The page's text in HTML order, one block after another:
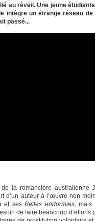
au réveil. Une jeune
intègre un étrange réseau de
passé...
la romancière australienne
d’un auteur à l’œuvre non
et sesBelles endormies, mais
de faire beaucoup d’efforts